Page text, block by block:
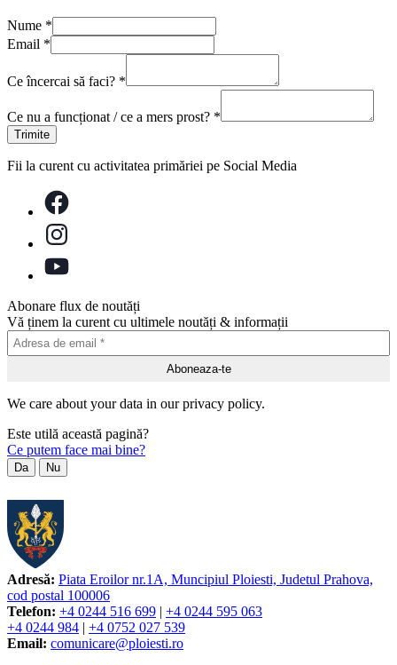
Nume *
Email *
Ce încercai să faci? *
Ce nu a funcționat / ce a mers prost? *
Trimite
Fii la curent cu activitatea primăriei pe Social Media
Abonare flux de noutăți
Vă ținem la curent cu ultimele noutăți & informații
We care about your data in our privacy policy.
Este utilă această pagină?
Ce putem face mai bine?
Da Nu
Adresă: Piata Eroilor nr.1A, Muncipiul Ploiesti, Judetul Prahova,
cod postal 100006
Telefon: +4 0244 516 699
+4 0244 595 063
+4 0244 984
+4 0752 027 539
Email: comunicare@ploiesti.ro